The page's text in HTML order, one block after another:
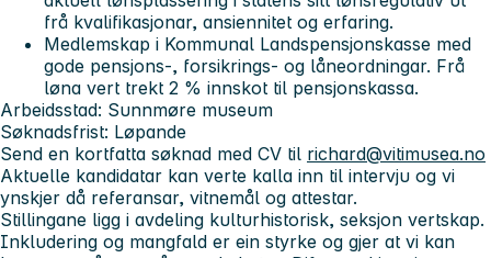
frå kvalifikasjonar, ansiennitet og erfaring.
Medlemskap i Kommunal Landspensjonskasse med
gode pensjons-, forsikrings- og låneordningar. Frå
løna vert trekt 2 % innskot til pensjonskassa.
Arbeidsstad: Sunnmøre museum
Søknadsfrist: Løpande
Send en kortfatta søknad med CV til richard@vitimusea.no
Aktuelle kandidatar kan verte kalla inn til intervju og vi
ynskjer då referansar, vitnemål og attestar.
Stillingane ligg i avdeling kulturhistorisk, seksjon vertskap.
Inkludering og mangfald er ein styrke og gjer at vi kan